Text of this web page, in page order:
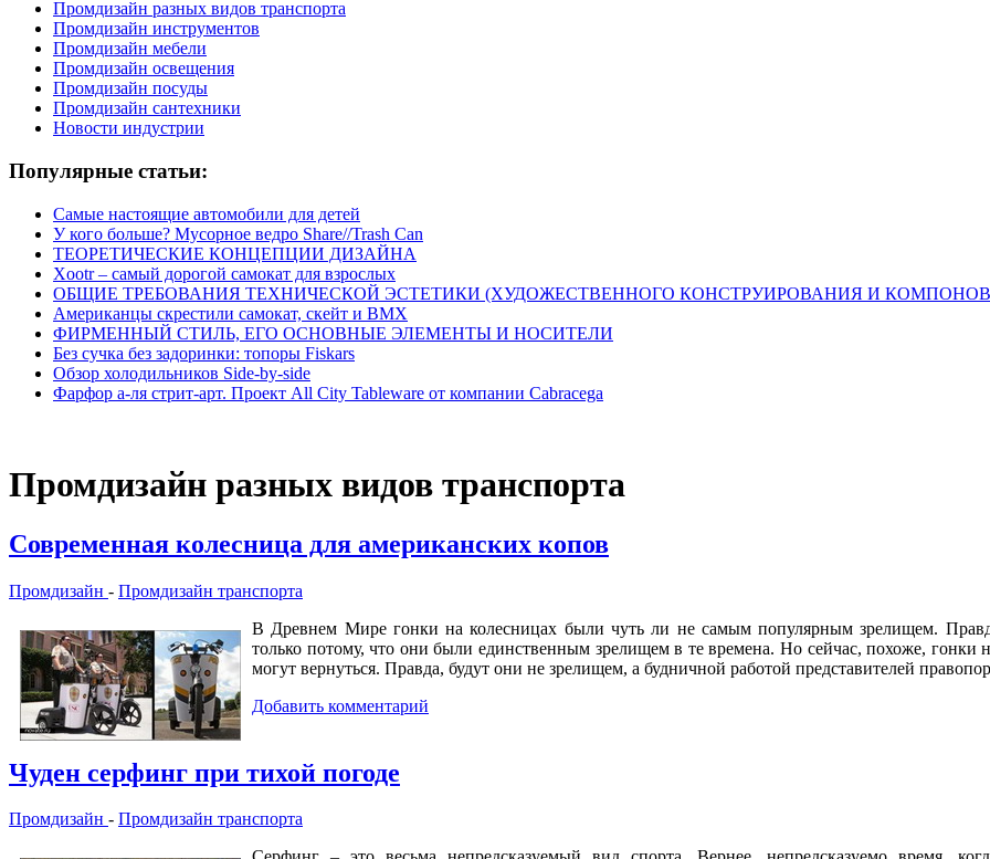
Промдизайн разных видов транспорта
Промдизайн инструментов
Промдизайн мебели
Промдизайн освещения
Промдизайн посуды
Промдизайн сантехники
Новости индустрии
Популярные статьи:
Самые настоящие автомобили для детей
У кого больше? Мусорное ведро Share//Trash Can
ТЕОРЕТИЧЕСКИЕ КОНЦЕПЦИИ ДИЗАЙНА
Xootr – самый дорогой самокат для взрослых
ОБЩИЕ ТРЕБОВАНИЯ ТЕХНИЧЕСКОЙ ЭСТЕТИКИ (ХУДОЖЕСТВЕННОГО КОНСТРУИРОВАНИЯ И
Американцы скрестили самокат, скейт и BMX
ФИРМЕННЫЙ СТИЛЬ, ЕГО ОСНОВНЫЕ ЭЛЕМЕНТЫ И НОСИТЕЛИ
Без сучка без задоринки: топоры Fiskars
Обзор холодильников Side-by-side
Фарфор а-ля стрит-арт. Проект All City Tableware от компании Cabracega
Промдизайн разных видов транспорта
Современная колесница для американских копов
Промдизайн - Промдизайн транспорта
В Древнем Мире гонки на колесницах были чуть ли не самым популярным зрелищем.
только потому, что они были единственным зрелищем в те времена. Но сейчас, похоже, гонки
могут вернуться. Правда, будут они не зрелищем, а будничной работой представителей
Добавить комментарий
Чуден серфинг при тихой погоде
Промдизайн - Промдизайн транспорта